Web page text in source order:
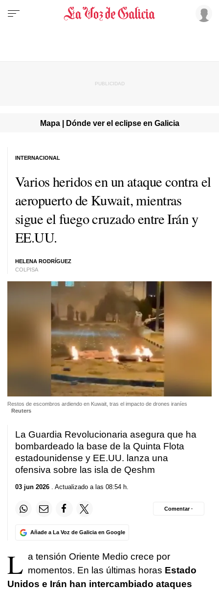
Mapa | Dónde ver el eclipse en Galicia
Varios heridos en un ataque contra el
aeropuerto de Kuwait, mientras
sigue el fuego cruzado entre Irán y
EE.UU.
HELENA RODRÍGUEZ
COLPISA
INTERNACIONAL
Restos de escombros ardiendo en Kuwait, tras el impacto de drones iraníes
Reuters
La Guardia Revolucionaria asegura que ha
bombardeado la base de la Quinta Flota
estadounidense y EE.UU. lanza una
ofensiva sobre las isla de Qeshm
03 jun 2026 . Actualizado a las 08:54 h.
Añade a La Voz de Galicia en Google
Comentar ·
L a tensión Oriente Medio crece por
momentos. En las últimas horas Estado
Unidos e Irán han intercambiado ataques